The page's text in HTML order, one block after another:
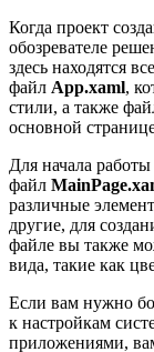
Когда проект
обозревателе
здесь находятся
файл App.xaml,
стили, а также
основной
Для начала
файл
различные
другие, для
файле вы также
вида, такие как
Если вам нужно
к настройкам
приложениями,